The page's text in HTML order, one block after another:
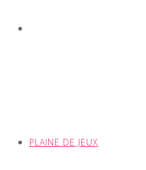
PLAINE DE JEUX